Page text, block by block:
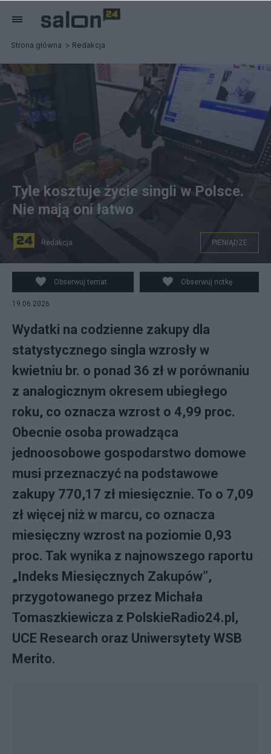
Strona główna Redakcja
Tyle kosztuje życie singli w Polsce.
Nie mają oni łatwo
Redakcja PIENIĄDZE
Obserwuj temat Obserwuj notkę
19.06.2026
Wydatki na codzienne zakupy dla
statystycznego singla wzrosły w
kwietniu br. o ponad 36 zł w porównaniu
z analogicznym okresem ubiegłego
roku, co oznacza wzrost o 4,99 proc.
Obecnie osoba prowadząca
jednoosobowe gospodarstwo domowe
musi przeznaczyć na podstawowe
zakupy 770,17 zł miesięcznie. To o 7,09
zł więcej niż w marcu, co oznacza
miesięczny wzrost na poziomie 0,93
proc. Tak wynika z najnowszego raportu
„Indeks Miesięcznych Zakupów”,
przygotowanego przez Michała
Tomaszkiewicza z PolskieRadio24.pl,
UCE Research oraz Uniwersytety WSB
Merito.